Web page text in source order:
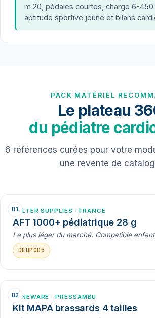
m 20, pédales courtes, charge 6-450
aptitude sportive jeune et bilans
PACK MATÉRIEL
Le plateau
du pédiatre
6 références curées pour votre
une revente de
01
HOLTER SUPPLIES · FRANCE
AFT 1000+ pédiatrique 28 g
Le plus léger du marché. Compatible
DEQP005
02
BENEWARE · PRESSAMBU
Kit MAPA brassards 4 tailles